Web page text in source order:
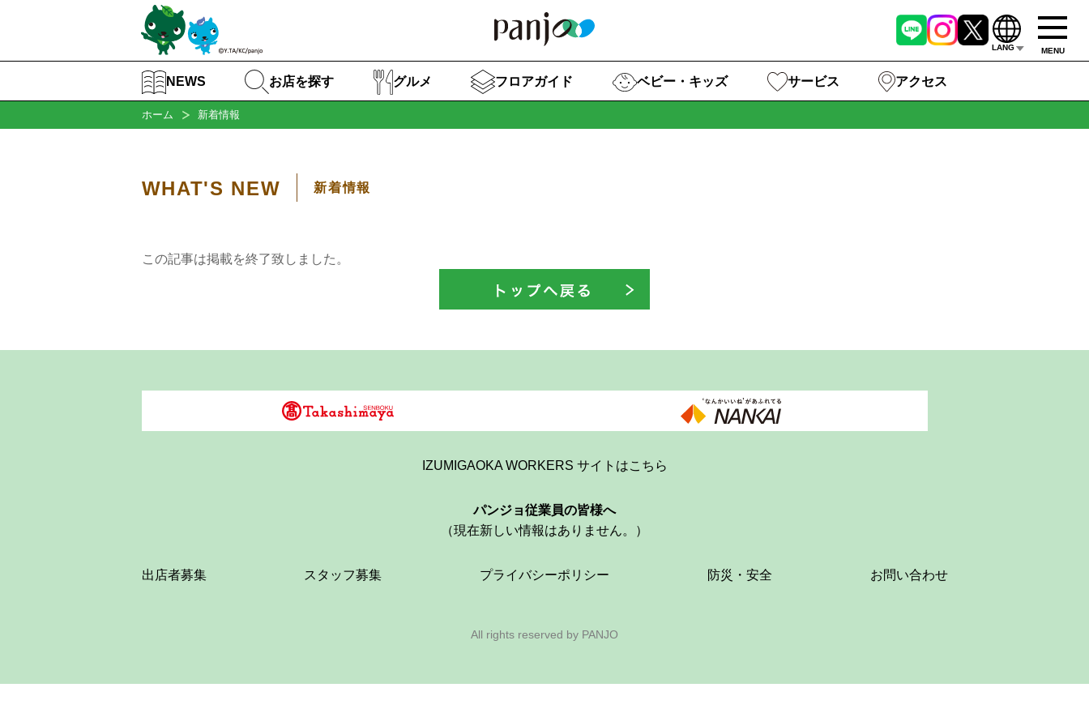
LANG MENU
NEWS お店を探す グルメ フロアガイド ベビー・キッズ サービス アクセス
ホーム 新着情報
WHAT'S NEW 新着情報
この記事は掲載を終了致しました。
IZUMIGAOKA WORKERS サイトはこちら
パンジョ従業員の皆様へ
（現在新しい情報はありません。）
出店者募集 スタッフ募集 プライバシーポリシー 防災・安全 お問い合わせ
All rights reserved by PANJO